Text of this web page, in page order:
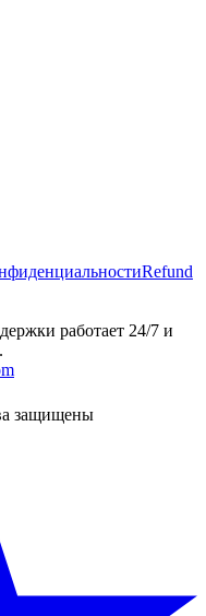
Refund
работает 24/7 и
защищены